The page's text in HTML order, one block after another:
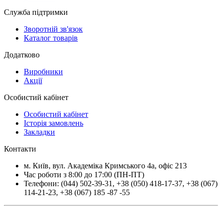
Служба підтримки
Зворотній зв'язок
Каталог товарів
Додатково
Виробники
Акції
Особистий кабінет
Особистий кабінет
Історія замовлень
Закладки
Контакти
м. Київ, вул. Академіка Кримського 4а, офіс 213
Час роботи з 8:00 до 17:00 (ПН-ПТ)
Телефони: (044) 502-39-31 , +38 (050) 418-17-37, +38 (067)
114-21-23, +38 (067) 185 -87 -55